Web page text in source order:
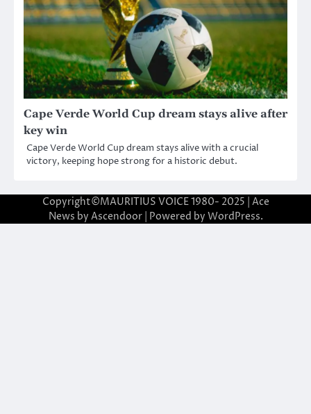
Cape Verde World Cup dream stays alive after
key win
Cape Verde World Cup dream stays alive with a crucial
victory, keeping hope strong for a historic debut.
Copyright©MAURITIUS VOICE 1980- 2025 | Ace
News by Ascendoor| Powered by WordPress.